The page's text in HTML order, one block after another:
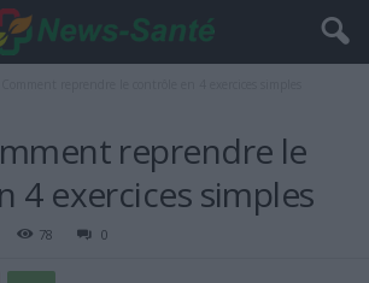
reprendre le
4 exercices simples
78 0